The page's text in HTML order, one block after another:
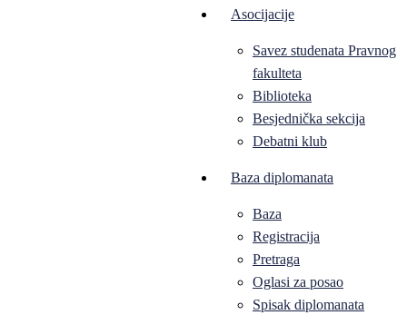
Asocijacije
Savez studenata Pravnog
fakulteta
Biblioteka
Besjednička sekcija
Debatni klub
Baza diplomanata
Baza
Registracija
Pretraga
Oglasi za posao
Spisak diplomanata